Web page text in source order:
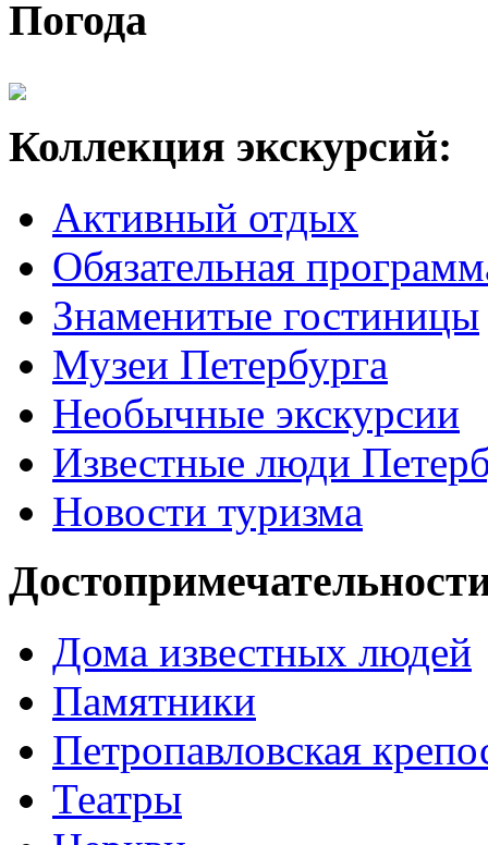
Погода
Коллекция экскурсий:
Активный отдых
Обязательная
Знаменитые гостиницы
Музеи Петербурга
Необычные экскурсии
Известные люди
Новости туризма
Дома известных людей
Памятники
Петропавловская
Театры